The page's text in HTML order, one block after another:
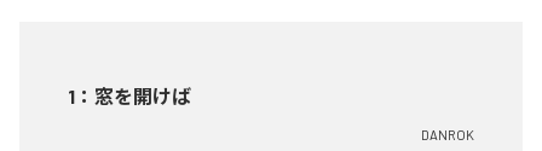
1 ： 窓を開けば
DANROK